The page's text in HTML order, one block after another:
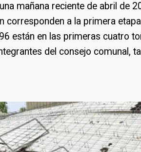
mañana reciente de abril de
corresponden a la primera
están en las primeras cuatro
del consejo comunal,